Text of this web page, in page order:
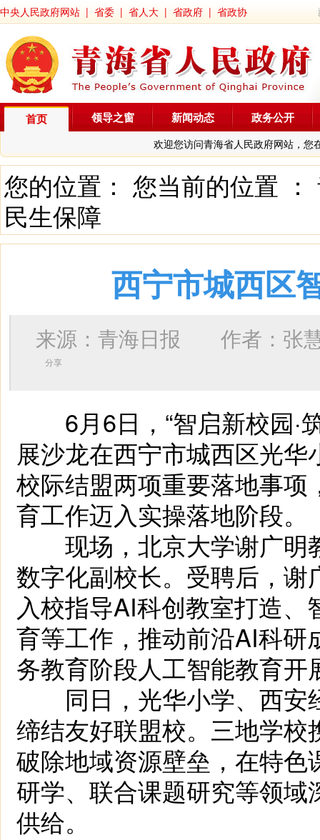
中央人民政府网站 | 省委 | 省人大 | 省政府 | 省政协
首页
欢迎您访问青海省人民政府网站，您
领导之窗 新闻动态 政务公开
您的位置： 您当前的位置 ：
民生保障
西宁市城西区
来源：青海日报 作者： 张
分享
6月6日，“智启新校园·
展沙龙在西宁市城西区光
校际结盟两项重要落地事
育工作迈入实操落地阶段。
现场，北京大学谢广明
数字化副校长。受聘后，
入校指导AI科创教室打造
育等工作，推动前沿AI科
务教育阶段人工智能教育开
同日，光华小学、西安
缔结友好联盟校。三地学
破除地域资源壁垒，在特
研学、联合课题研究等领
供给。